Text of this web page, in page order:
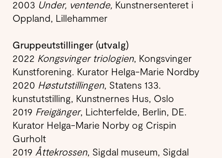
2003 Under, ventende, Kunstnersenteret i
Oppland, Lillehammer
Gruppeutstillinger (utvalg)
2022 Kongsvinger triologien, Kongsvinger
Kunstforening. Kurator Helga-Marie Nordby
2020 Høstutstillingen, Statens 133.
kunstutstilling, Kunstnernes Hus, Oslo
2019 Freigänger, Lichterfelde, Berlin, DE.
Kurator Helga-Marie Norby og Crispin
Gurholt
2019 Åttekrossen, Sigdal museum, Sigdal